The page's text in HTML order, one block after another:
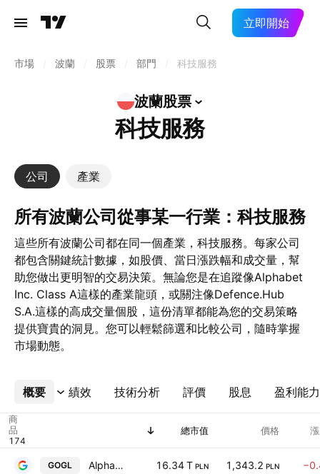
立即開始
市場 波蘭 股票 部門 科技服務
波蘭股票
科技服務
公司 產業
所有波蘭公司從事某一行業：科技服務
這些所有波蘭公司都在同一個產業，科技服務。每家公司
都包含關鍵統計數據，如股價、當日漲跌幅和成交量，幫
助您做出更明智的交易決策。無論您是在追蹤像Alphabet
Inc. Class A這樣的產業龍頭，或關注像Defence.Hub
S.A.這樣的高成交量個股，這份清單都能為您的交易策略
提供寶貴的洞見。您可以輕鬆篩選和比較公司，隨時掌握
市場動態。
概要 績效 技術分析 評價 股息 盈利能力
更多
商
品
總市值 價格
GOGL Alphabet Inc. Class A 16.34 T PLN 1,343.2 PLN